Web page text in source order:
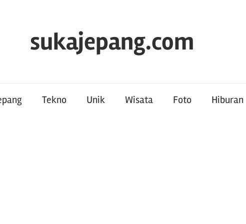
sukajepang.com
Tekno Unik Wisata Foto Hiburan